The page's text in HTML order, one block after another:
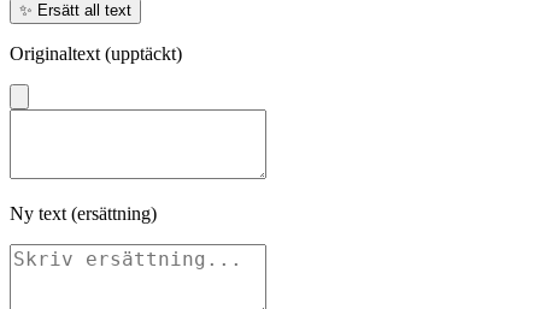
✨ Ersätt all text
Originaltext (upptäckt)
Ny text (ersättning)